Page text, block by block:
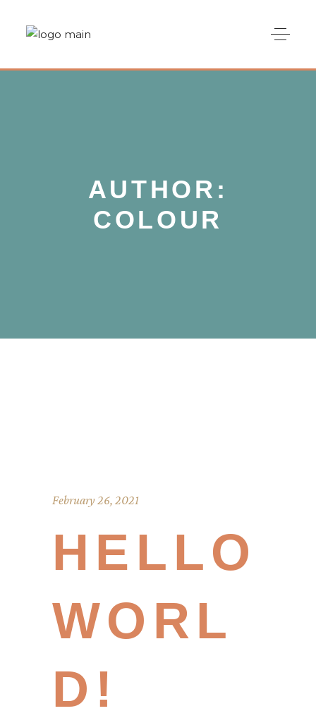
AUTHOR:
COLOUR
February 26, 2021
HELLO
WORL
D!